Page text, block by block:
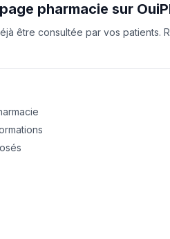
pharmacie sur
être consultée par vos patients.